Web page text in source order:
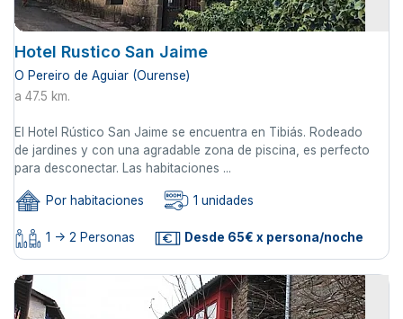
Hotel Rustico San Jaime
O Pereiro de Aguiar (Ourense)
a 47.5 km.
El Hotel Rústico San Jaime se encuentra en Tibiás. Rodeado
de jardines y con una agradable zona de piscina, es perfecto
para desconectar. Las habitaciones ...
Por habitaciones 1 unidades
1 -> 2 Personas Desde 65€ x persona/noche